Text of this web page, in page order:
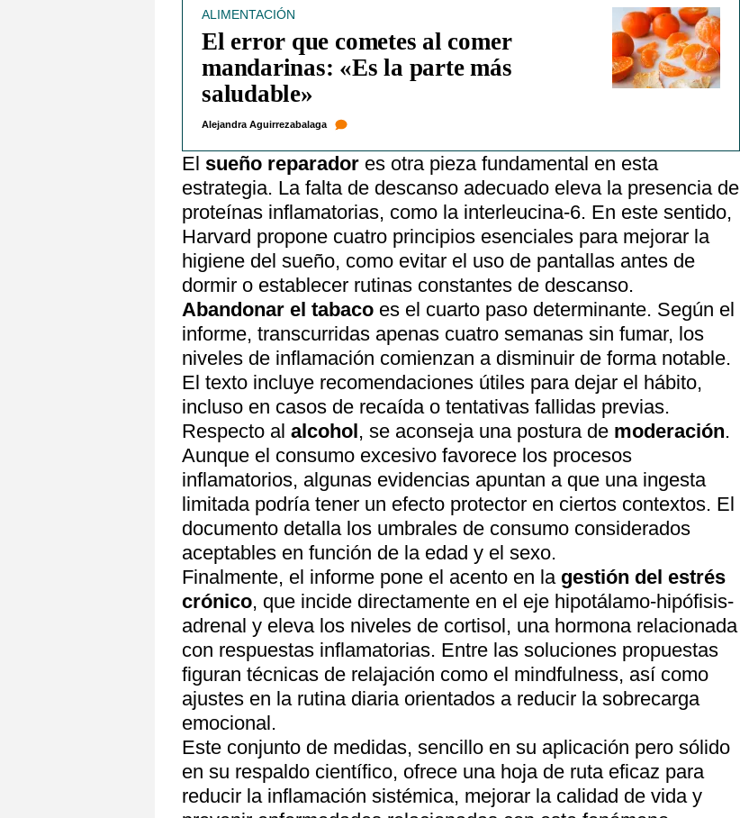
ALIMENTACIÓN
El error que cometes al comer
mandarinas: «Es la parte más
saludable»
Alejandra Aguirrezabalaga
El sueño reparador es otra pieza fundamental en esta
estrategia. La falta de descanso adecuado eleva la presencia de
proteínas inflamatorias, como la interleucina-6. En este sentido,
Harvard propone cuatro principios esenciales para mejorar la
higiene del sueño, como evitar el uso de pantallas antes de
dormir o establecer rutinas constantes de descanso.
Abandonar el tabaco es el cuarto paso determinante. Según el
informe, transcurridas apenas cuatro semanas sin fumar, los
niveles de inflamación comienzan a disminuir de forma notable.
El texto incluye recomendaciones útiles para dejar el hábito,
incluso en casos de recaída o tentativas fallidas previas.
Respecto al alcohol , se aconseja una postura de moderación.
Aunque el consumo excesivo favorece los procesos
inflamatorios, algunas evidencias apuntan a que una ingesta
limitada podría tener un efecto protector en ciertos contextos. El
documento detalla los umbrales de consumo considerados
aceptables en función de la edad y el sexo.
Finalmente, el informe pone el acento en lagestión del estrés
crónico, que incide directamente en el eje hipotálamo-hipófisis-
adrenal y eleva los niveles de cortisol, una hormona relacionada
con respuestas inflamatorias. Entre las soluciones propuestas
figuran técnicas de relajación como el mindfulness, así como
ajustes en la rutina diaria orientados a reducir la sobrecarga
emocional.
Este conjunto de medidas, sencillo en su aplicación pero sólido
en su respaldo científico, ofrece una hoja de ruta eficaz para
reducir la inflamación sistémica, mejorar la calidad de vida y